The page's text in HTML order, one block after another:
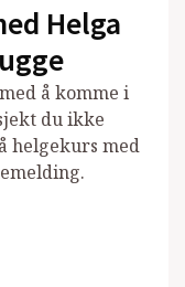
Helga
å komme i
du ikke
helgekurs med